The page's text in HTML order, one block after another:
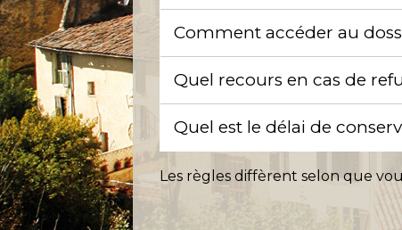
Comment accéder au
Quel recours en cas de
Quel est le délai de
Les règles diffèrent selon que